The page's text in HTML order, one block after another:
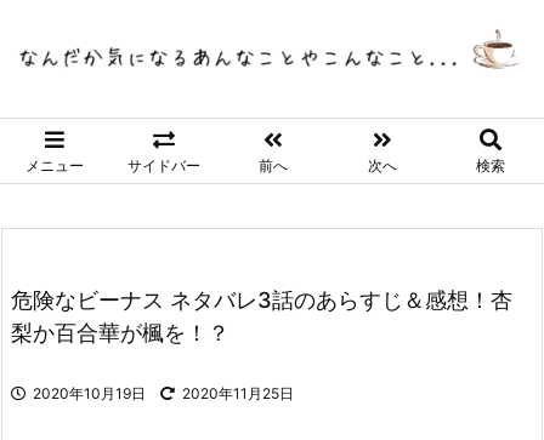
メニュー サイドバー 前へ 次へ 検索
危険なビーナス ネタバレ3話のあらすじ＆感想！杏
梨か百合華が楓を！？
2020年10月19日 2020年11月25日